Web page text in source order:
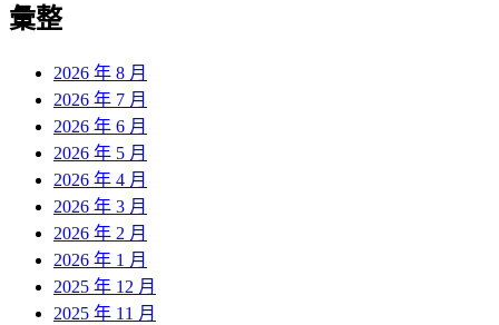
彙整
2026 年 8 月
2026 年 7 月
2026 年 6 月
2026 年 5 月
2026 年 4 月
2026 年 3 月
2026 年 2 月
2026 年 1 月
2025 年 12 月
2025 年 11 月